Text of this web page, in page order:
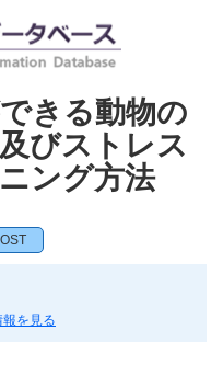
きる動物の
びストレス
ング方法
を見る